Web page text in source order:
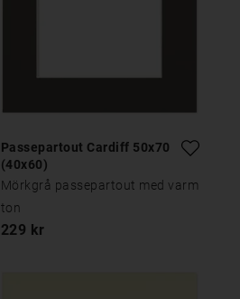
Passepartout Cardiff 50x70
(40x60)
Mörkgrå passepartout med varm
ton
229 kr